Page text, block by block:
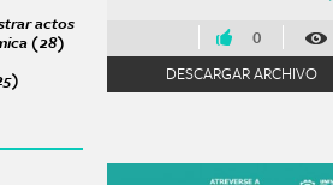
actos
(28) Apply Procedimientos para
Apply Reglamentos y códigos filter
Licenciatura filter
0
DESCARGAR ARCHIVO